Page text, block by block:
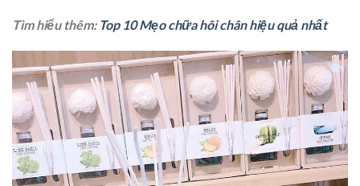
Tìm hiểu thêm: Top 10 Mẹo chữa hôi chân hiệu quả nhất